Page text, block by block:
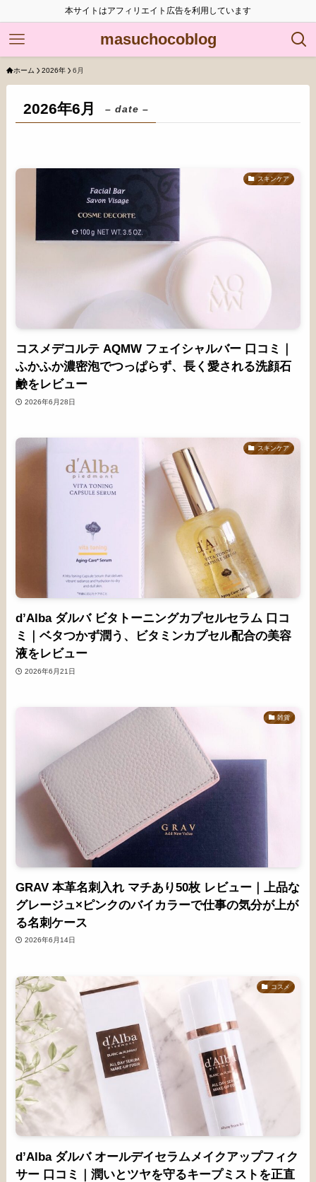
本サイトはアフィリエイト広告を利用しています
masuchocoblog
ホーム 2026年 6月
2026年6月 – date –
スキンケア
コスメデコルテ AQMW フェイシャルバー 口コミ｜
ふかふか濃密泡でつっぱらず、長く愛される洗顔石
鹸をレビュー
2026年6月28日
スキンケア
d’Alba ダルバ ビタトーニングカプセルセラム 口コ
ミ｜ベタつかず潤う、ビタミンカプセル配合の美容
液をレビュー
2026年6月21日
雑貨
GRAV 本革名刺入れ マチあり50枚 レビュー｜上品な
グレージュ×ピンクのバイカラーで仕事の気分が上が
る名刺ケース
2026年6月14日
コスメ
d’Alba ダルバ オールデイセラムメイクアップフィク
サー 口コミ｜潤いとツヤを守るキープミストを正直